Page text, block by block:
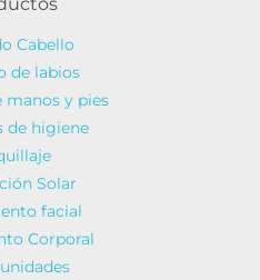
Cabello
de labios
manos y pies
de higiene
Solar
facial
Corporal